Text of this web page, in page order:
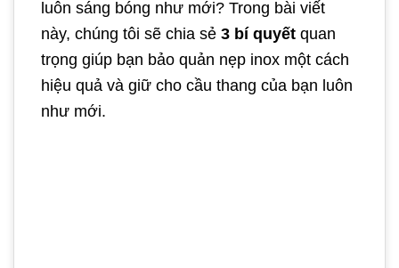
luôn sáng bóng như mới? Trong bài viết
này, chúng tôi sẽ chia sẻ 3 bí quyết quan
trọng giúp bạn bảo quản nẹp inox một cách
hiệu quả và giữ cho cầu thang của bạn luôn
như mới.